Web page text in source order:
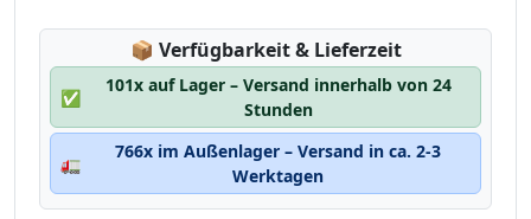
📦 Lagerstatus:
Verfügbarkeit & Lieferzeit
✅
101x auf Lager – Versand innerhalb von 24
Stunden
🚛
766x im Außenlager – Versand in ca. 2-3
Werktagen